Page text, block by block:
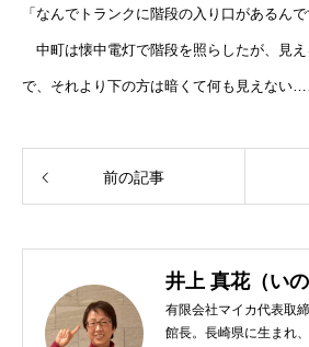
「なんでトランクに階段の入り口があるんで
中町は懐中電灯で階段を照らしたが、見
で、それより下の方は暗くて何も見えない
前の記事
井上 真花（いの
有限会社マイカ代表取
館長。長崎県に生まれ